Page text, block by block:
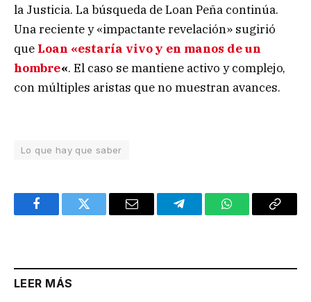
la Justicia. La búsqueda de Loan Peña continúa.
Una reciente y «impactante revelación» sugirió
que Loan «estaría vivo y en manos de un
hombre«. El caso se mantiene activo y complejo,
con múltiples aristas que no muestran avances.
Lo que hay que saber
FacebookTwitter Email TelegramWhatsAppCopy
LEER MÁS